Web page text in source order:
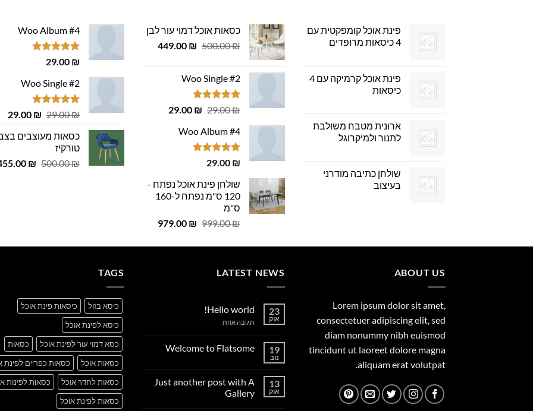
פינת אוכל קומפקטית עם
4 כיסאות מרופדים
פינת אוכל קרמיקה עם 4
כיסאות
ארונית מטבח משולבת
לתנור ולמיקרוגל
שולחן כתיבה מודרני
בעיצוב
כסאות אוכל דמוי עור לבן
500.00₪
המחיר
500.00 ₪.
449.00 ₪
המחיר
Woo Single #2
דורג4.75
29.00₪
המחיר
היה:
29.00 ₪.
29.00 ₪
המחיר
Woo Album #4
דורג5.00
29.00 ₪
שולחן פינת אוכל נפתח -
120 ס"מ נפתח ל-160
ס"מ
999.00₪
המחיר
היה:
979.00 ₪
המחיר
הוא:
Woo Album #4
דורג5.00
29.00 ₪
Woo Single #2
דורג4.75
29.00₪
המחיר
היה:
29.00 ₪
כסאות מעוצבים
טורקיז
500.00₪
המחיר
₪
ABOUT US
Lorem ipsum dolor sit amet,
consectetuer adipiscing elit, sed
diam nonummy nibh euismod
tincidunt ut laoreet dolore magna
aliquam erat volutpat.
LATEST NEWS
23
אוק
Hello world!
תגובה אחתעל
19
נוב
Welcome to Flatsome
Welcome
to
Flatsome
13
אוק
Just another post with A
Gallery
TAGS
כיסא בזול
כיסאות פינת אוכל
כיסא לפינת אוכל
כסא דמוי עור לפינת אוכל
כסאות
כסאות אוכל
כסאות כפריים לפינת
כסאות לחדר אוכל
כסאות לפינות
כסאות לפינת אוכל